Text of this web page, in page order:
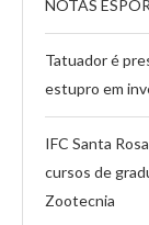
NOTAS
Tatuador é
estupro em
IFC Santa
cursos de
Zootecnia